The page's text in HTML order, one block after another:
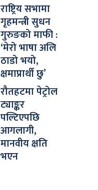
राष्ट्रिय सभामा
गृहमन्त्री सुधन
गुरुङको माफी :
‘मेरो भाषा अलि
ठाडो भयो,
क्षमाप्रार्थी छु’
रौतहटमा पेट्रोल
ट्याङ्कर
पल्टिएपछि
आगलागी,
मानवीय क्षति
भएन